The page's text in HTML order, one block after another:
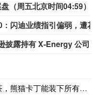
衡量美元对六种主要货币的美元指数当天上涨0.25%，在汇市尾市收于99.930。截至纽约汇市尾市，1欧元兑换1.1524美元，低于前一交易日的1.1553美元；1英镑兑换1.3457美元，低于前一交易日的1.3469美元。1美元兑换158.33日元，高于前一交易日的157.67日元；1美元兑换0.8122瑞士法郎，高于前一交易日的0.8069瑞士法郎；1美元兑换1.4014加元，高于前一交易日的1.4008加元；1美元兑换9.5068瑞典克朗，高于前一交易日的9.4832瑞典克朗。
收跌 道指跌0.85%，标普500指数跌0.18%，纳指跌0.04%。APP AppLovin跌19.66%，Datadog跌19.03%，Epam Systems跌15.33%，Axon Enterprise跌14.28%。“七姐妹”方面：微软涨2.51%，苹果涨0.49%，Meta Platforms涨0.15%，亚马逊跌0.13%，英伟达跌0.23%，特斯拉跌0.63%，谷歌跌0.91%。
丁能装下所有生活可能！_